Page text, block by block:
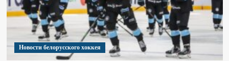
Новости белорусского хоккея